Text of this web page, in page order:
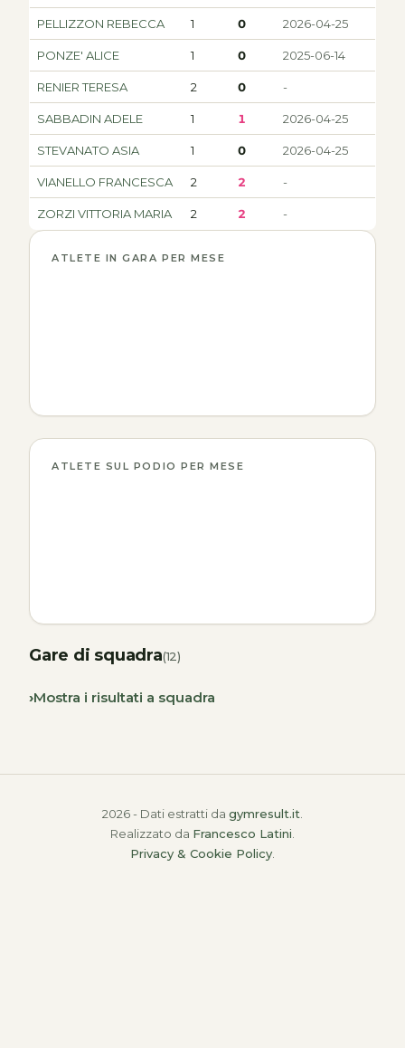
PELLIZZON REBECCA 1 0 2026-04-25
PONZE' ALICE 1 0 2025-06-14
RENIER TERESA 2 0 -
SABBADIN ADELE 1 1 2026-04-25
STEVANATO ASIA 1 0 2026-04-25
VIANELLO FRANCESCA 2 2 -
ZORZI VITTORIA MARIA 2 2 -
ATLETE IN GARA PER MESE
ATLETE SUL PODIO PER MESE
Gare di squadra(12)
Mostra i risultati a squadra
2026 - Dati estratti da gymresult.it
Realizzato da Francesco Latini
Privacy & Cookie Policy